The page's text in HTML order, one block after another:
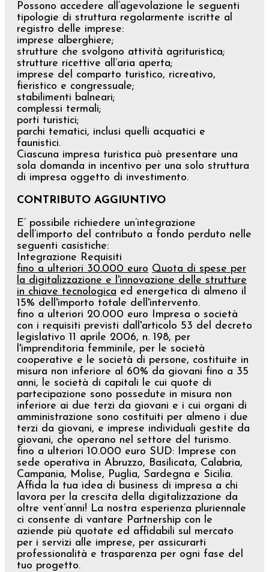
Lavora con noi
Contatti
Possono accedere all’agevolazione le seguenti
tipologie di struttura regolarmente iscritte al
registro delle imprese:
imprese alberghiere;
strutture che svolgono attività agrituristica;
strutture ricettive all’aria aperta;
imprese del comparto turistico, ricreativo,
fieristico e congressuale;
stabilimenti balneari;
complessi termali;
porti turistici;
parchi tematici, inclusi quelli acquatici e
faunistici.
Ciascuna impresa turistica può presentare una
sola domanda in incentivo per una solo struttura
di impresa oggetto di investimento.
CONTRIBUTO AGGIUNTIVO
E’ possibile richiedere un’integrazione
dell’importo del contributo a fondo perduto nelle
seguenti casistiche:
Integrazione Requisiti
fino a ulteriori 30.000 euro Quota di spese per
la digitalizzazione e l'innovazione delle strutture
in chiave tecnologica ed energetica di almeno il
15% dell'importo totale dell'intervento.
fino a ulteriori 20.000 euro Impresa o società
con i requisiti previsti dall'articolo 53 del decreto
legislativo 11 aprile 2006, n. 198, per
l'imprenditoria femminile, per le società
cooperative e le società di persone, costituite in
misura non inferiore al 60% da giovani fino a 35
anni, le società di capitali le cui quote di
partecipazione sono possedute in misura non
inferiore ai due terzi da giovani e i cui organi di
amministrazione sono costituiti per almeno i due
terzi da giovani, e imprese individuali gestite da
giovani, che operano nel settore del turismo.
fino a ulteriori 10.000 euro SUD: Imprese con
sede operativa in Abruzzo, Basilicata, Calabria,
Campania, Molise, Puglia, Sardegna e Sicilia.
Affida la tua idea di business di impresa a chi
lavora per la crescita della digitalizzazione da
oltre vent’anni! La nostra esperienza pluriennale
ci consente di vantare Partnership con le
aziende più quotate ed affidabili sul mercato
per i servizi alle imprese, per assicurarti
professionalità e trasparenza per ogni fase del
tuo progetto.